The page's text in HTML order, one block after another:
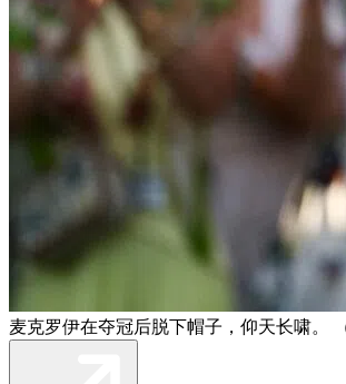
麦克罗伊在夺冠后脱下帽子，仰天长啸。